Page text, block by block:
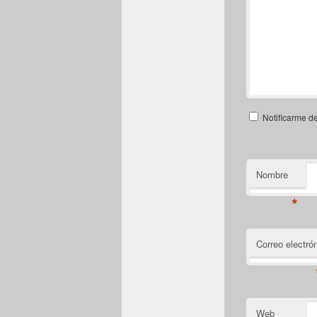
Notificarme
Nombre
*
Correo
Web